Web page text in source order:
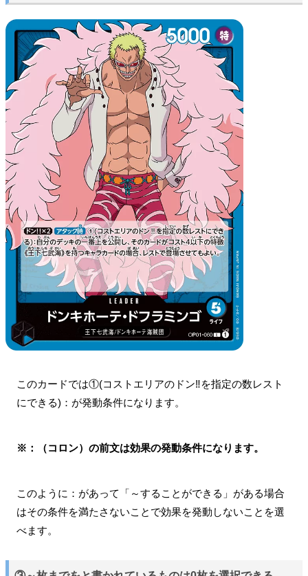
このカードでは①(コストエリアのドン‼を指定の数レスト
にできる)：が発動条件になります。
※：（コロン）の前文は効果の発動条件になります。
このように：があって「～することができる」がある場合
はその条件を満たさないことで効果を発動しないことを選
べます。